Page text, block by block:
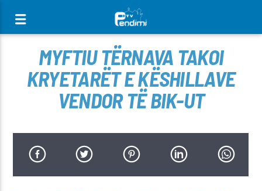
MYFTIU TËRNAVA TAKOI
KRYETARËT E KËSHILLAVE
VENDOR TË BIK-UT